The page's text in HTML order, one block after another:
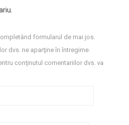
formularul de mai jos.
dvs. ne aparţine în întregime.
conţinutul comentariilor dvs. va